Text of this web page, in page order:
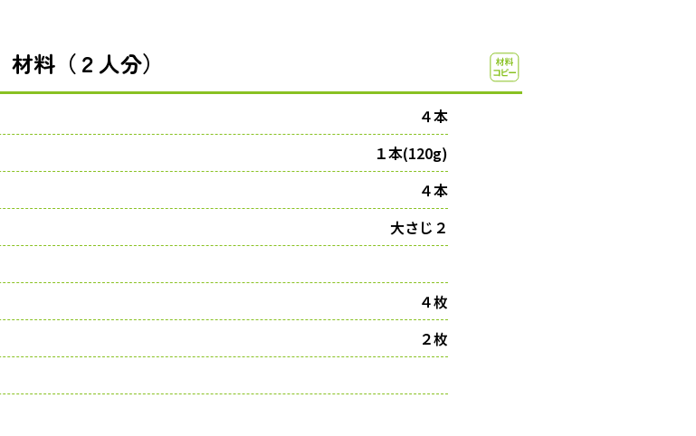
材料（２人分）
４本
１本(120g)
４本
大さじ２
４枚
２枚